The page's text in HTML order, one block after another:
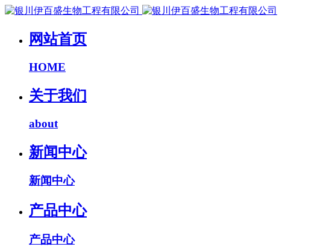
网站首页
HOME
关于我们
about
新闻中心
新闻中心
产品中心
产品中心